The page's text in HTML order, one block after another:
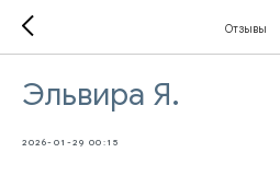
Отзывы
Эльвира Я.
2026-01-29 00:15